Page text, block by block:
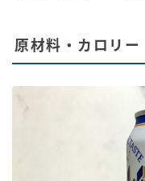
原材料・カロリー